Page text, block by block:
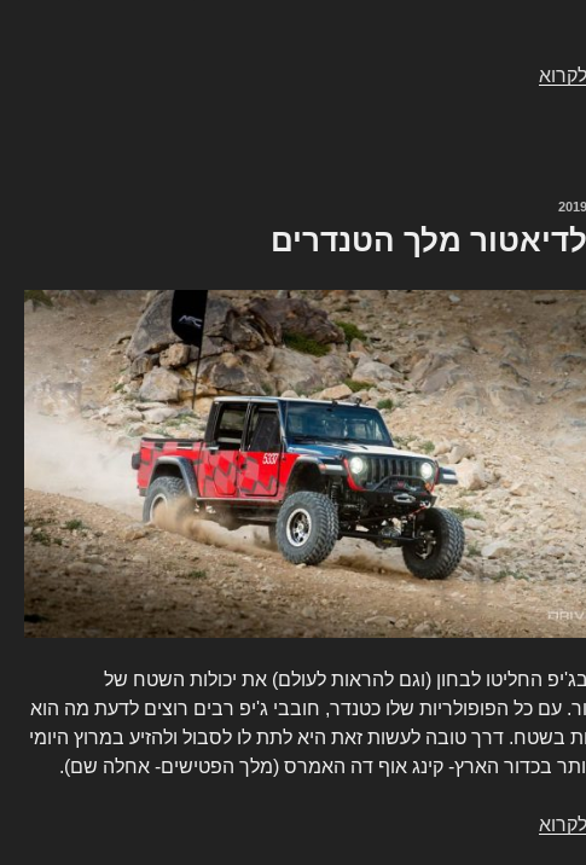
מלך הטנדרים
החליטו לבחון (וגם להראות לעולם) את יכולות השטח של
עם כל הפופולריות שלו כטנדר, חובבי ג'יפ רבים רוצים לדעת מה הוא
בשטח. דרך טובה לעשות זאת היא לתת לו לסבול ולהזיע במרוץ היומי
בכדור הארץ- קינג אוף דה האמרס (מלך הפטישים- אחלה שם).